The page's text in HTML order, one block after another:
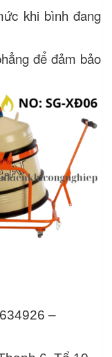
khi bình đang
để đảm bảo
–